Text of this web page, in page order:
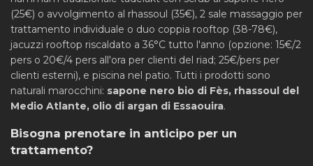
(25€) o avvolgimento al rhassoul (35€), 2 sale massaggio per
trattamento individuale o duo coppia rooftop (38-78€),
jacuzzi rooftop riscaldato a 36°C tutto l'anno (opzione: 15€/2
pers o 20€/4 pers all'ora per clienti del riad; 25€/pers per
clienti esterni), e piscina nel patio. Tutti i prodotti sono
naturali marocchini: sapone nero bio di Fès, rhassoul del
Medio Atlante, olio di argan di Essaouira.
Bisogna prenotare in anticipo per un
trattamento?